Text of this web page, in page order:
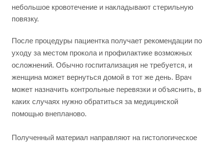
небольшое кровотечение и накладывают стерильную
повязку.
После процедуры пациентка получает рекомендации по
уходу за местом прокола и профилактике возможных
осложнений. Обычно госпитализация не требуется, и
женщина может вернуться домой в тот же день. Врач
может назначить контрольные перевязки и объяснить, в
каких случаях нужно обратиться за медицинской
помощью внепланово.
Полученный материал направляют на гистологическое